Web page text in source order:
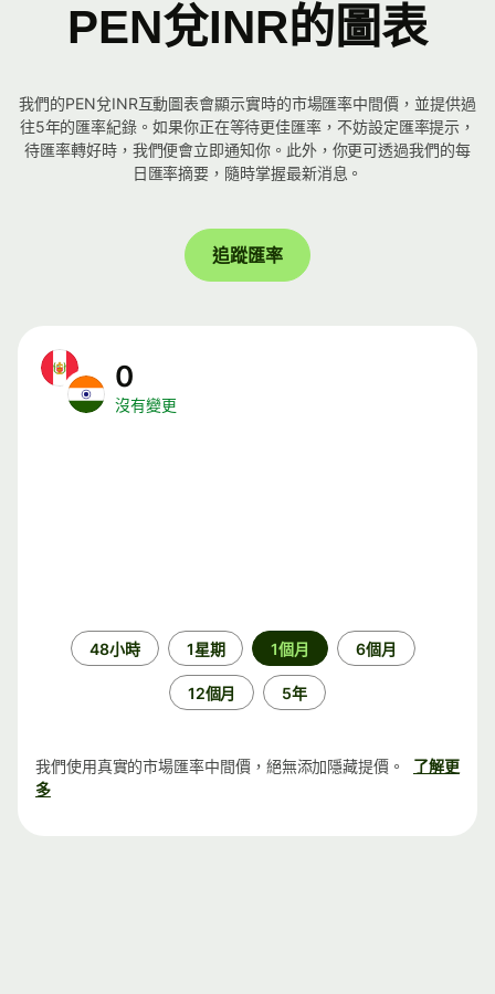
PEN兌INR的圖表
我們的PEN兌INR互動圖表會顯示實時的市場匯率中間價，並提供過
往5年的匯率紀錄。如果你正在等待更佳匯率，不妨設定匯率提示，
待匯率轉好時，我們便會立即通知你。此外，你更可透過我們的每
日匯率摘要，隨時掌握最新消息。
追蹤匯率
0
沒有變更
48小時 1星期 1個月 6個月
12個月 5年
我們使用真實的市場匯率中間價，絕無添加隱藏提價。
了解更
多